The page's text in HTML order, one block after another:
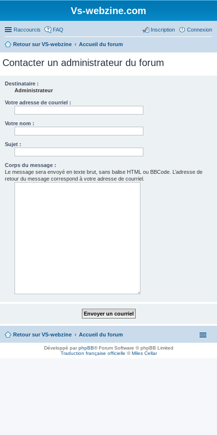
Vs-webzine.com
Raccourcis FAQ Connexion
Inscription
Retour sur VS-webzine Accueil du forum
Contacter un administrateur du forum
Destinataire :
Administrateur
Votre adresse de courriel :
Votre nom :
Sujet :
Corps du message :
Le message sera envoyé en texte brut, sans balise HTML ou BBCode. L’adresse de
retour du message correspond à votre adresse de courriel.
Retour sur VS-webzine Accueil du forum
Développé parphpBB® Forum Software © phpBB Limited
Traduction française officielle ©Miles Cellar